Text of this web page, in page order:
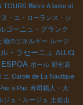
TOURS Bistro A boire et
・エ・ローランス・ジ
ゴーニュ・グランク
地のエネルギー ルージ
・ラセーニュ ALLIQ
ポール 野村高
エ Carole de La Nautique
Pas à Pas 寿司職人・大
ジュ・ルージュ 土佐山